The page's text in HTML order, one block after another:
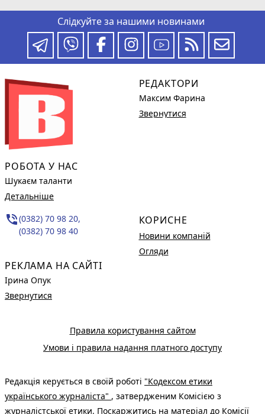
Слідкуйте за нашими новинами
РОБОТА У НАС
Шукаєм таланти
Детальніше
phone_in_talk(0382) 70 98 20,
(0382) 70 98 40
РЕКЛАМА НА САЙТІ
Ірина Опук
Звернутися
РЕДАКТОРИ
Максим Фарина
Звернутися
КОРИСНЕ
Новини компаній
Огляди
Правила користування сайтом
Умови і правила надання платного доступу
Редакція керується в своїй роботі "Кодексом етики
українського журналіста" , затвердженим Комісією з
журналістської етики. Поскаржитись на матеріал до Комісії